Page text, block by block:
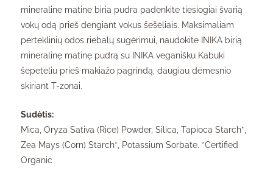
mineraline matine biria pudra padenkite tiesiogiai švarią
vokų odą prieš dengiant vokus šešėliais. Maksimaliam
perteklinių odos riebalų sugėrimui, naudokite INIKA birią
mineralinę matinę pudrą su INIKA veganišku Kabuki
šepetėliu prieš makiažo pagrindą, daugiau dėmesnio
skiriant T-zonai.
Sudėtis:
Mica, Oryza Sativa (Rice) Powder, Silica, Tapioca Starch*,
Zea Mays (Corn) Starch*, Potassium Sorbate. *Certified
Organic